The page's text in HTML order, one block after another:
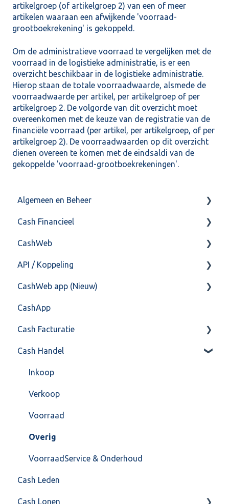
artikelgroep (of artikelgroep 2) van een of meer
artikelen waaraan een afwijkende 'voorraad-
grootboekrekening' is gekoppeld.
Om de administratieve voorraad te vergelijken met de
voorraad in de logistieke administratie, is er een
overzicht beschikbaar in de logistieke administratie.
Hierop staan de totale voorraadwaarde, alsmede de
voorraadwaarde per artikel, per artikelgroep of per
artikelgroep 2. De volgorde van dit overzicht moet
overeenkomen met de keuze van de registratie van de
financiële voorraad (per artikel, per artikelgroep, of per
artikelgroep 2). De voorraadwaarden op dit overzicht
dienen overeen te komen met de eindsaldi van de
gekoppelde 'voorraad-grootboekrekeningen'.
Algemeen en Beheer
Bank(koppeling)
Import/Export
Postbus
Training & Consultancy
Overig
Cash Financieel
Boekhoud
Fiscaal
Overig
CashWeb
CashHero Layout
Mailen vanuit CASHWeb
Algemeen gebruik
API / Koppeling
Algemeen
Api 3.0 (SOAP API)
API 4.0 (REST API)
CashWeb app (Nieuw)
Veel gestelde vragen
CashApp
Cash Facturatie
Factureren
Instellingen
Algemeen
Formulierlayout
Cash Handel
Inkoop
Verkoop
Voorraad
Overig
VoorraadService & Onderhoud
Cash Leden
Cash Lonen